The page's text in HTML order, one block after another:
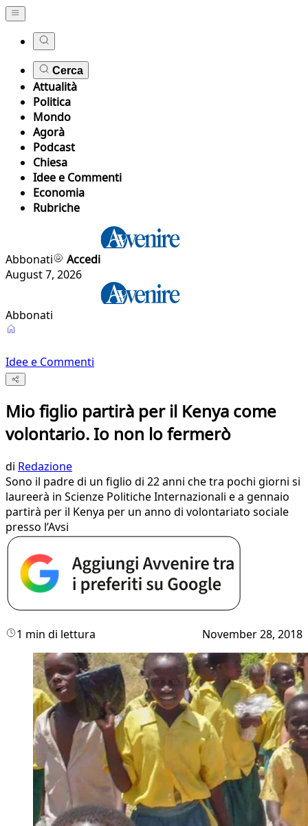
Cerca
Attualità
Politica
Mondo
Agorà
Podcast
Chiesa
Idee e Commenti
Economia
Rubriche
Abbonati
Accedi
August 7, 2026
Abbonati
Idee e Commenti
Mio figlio partirà per il Kenya come
volontario. Io non lo fermerò
di Redazione
Sono il padre di un figlio di 22 anni che tra pochi giorni si
laureerà in Scienze Politiche Internazionali e a gennaio
partirà per il Kenya per un anno di volontariato sociale
presso l’Avsi
1 min di lettura November 28, 2018